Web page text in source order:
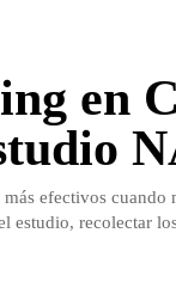
en
efectivos
estudio, recolectar